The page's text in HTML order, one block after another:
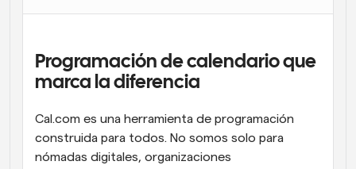
Blog
Mantente al día con las últimas noticias y
Reuniones Instantáneas
Reúnete con clientes en minutos
Programación de calendario que
marca la diferencia
Cal.com es una herramienta de programación
construida para todos. No somos solo para
nómadas digitales, organizaciones